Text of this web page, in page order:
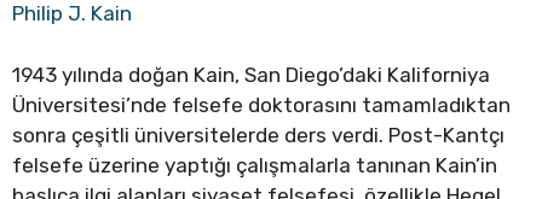
Philip J. Kain
1943 yılında doğan Kain, San Diego’daki Kaliforniya
Üniversitesi’nde felsefe doktorasını tamamladıktan
sonra çeşitli üniversitelerde ders verdi. Post-Kantçı
felsefe üzerine yaptığı çalışmalarla tanınan Kain’in